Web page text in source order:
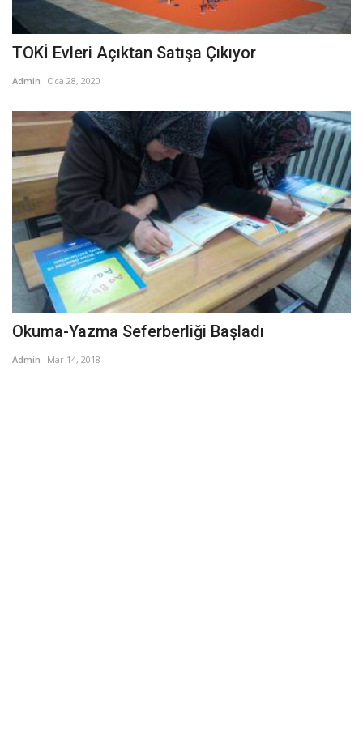
TOKİ Evleri Açıktan Satışa Çıkıyor
Admin Oca 28, 2020
Okuma-Yazma Seferberliği Başladı
Admin Mar 14, 2018